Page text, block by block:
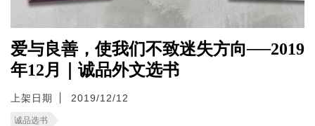
爱与良善，使我们不致迷失方向──2019
年12月｜诚品外文选书
上架日期 2019/12/12
诚品选书